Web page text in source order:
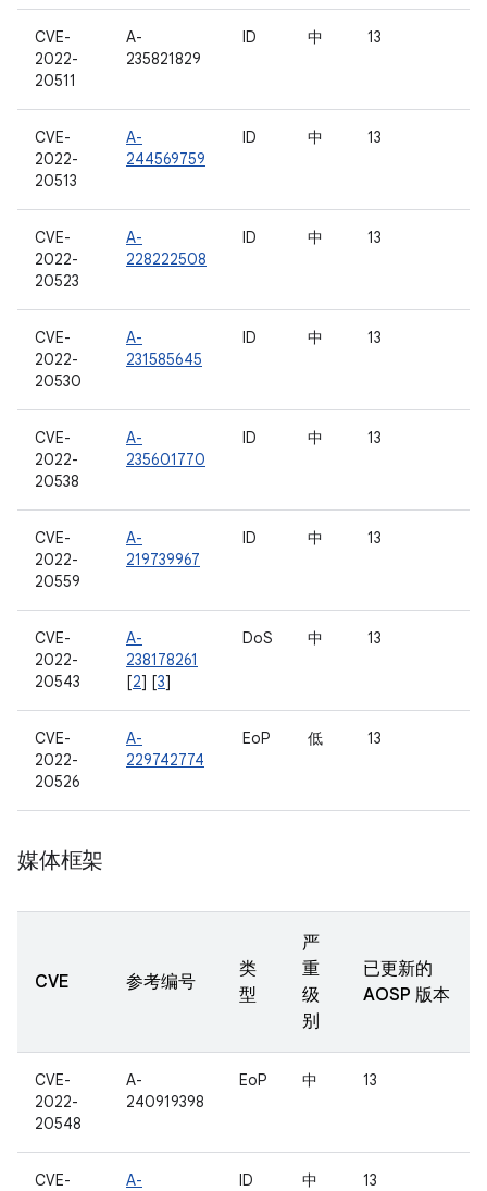
CVE-
2022-
20511
A-
235821829
ID 中 13
CVE-
2022-
20513
A-
244569759
ID 中 13
CVE-
2022-
20523
A-
228222508
ID 中 13
CVE-
2022-
20530
A-
231585645
ID 中 13
CVE-
2022-
20538
A-
235601770
ID 中 13
CVE-
2022-
20559
A-
219739967
ID 中 13
CVE-
2022-
20543
A-
238178261
[2] [3]
DoS 中 13
CVE-
2022-
20526
A-
229742774
EoP 低 13
媒体框架
CVE 参考编号
类
型
严
重
级
别
已更新的
AOSP 版本
CVE-
2022-
20548
A-
240919398
EoP 中 13
CVE- A- ID 中 13